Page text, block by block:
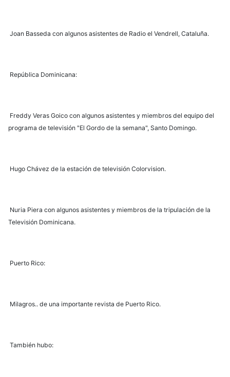
Joan Basseda con algunos asistentes de Radio el Vendrell, Cataluña.
República Dominicana:
Freddy Veras Goico con algunos asistentes y miembros del equipo del
programa de televisión "El Gordo de la semana", Santo Domingo.
Hugo Chávez de la estación de televisión Colorvision.
Nuria Piera con algunos asistentes y miembros de la tripulación de la
Televisión Dominicana.
Puerto Rico:
Milagros.. de una importante revista de Puerto Rico.
También hubo: